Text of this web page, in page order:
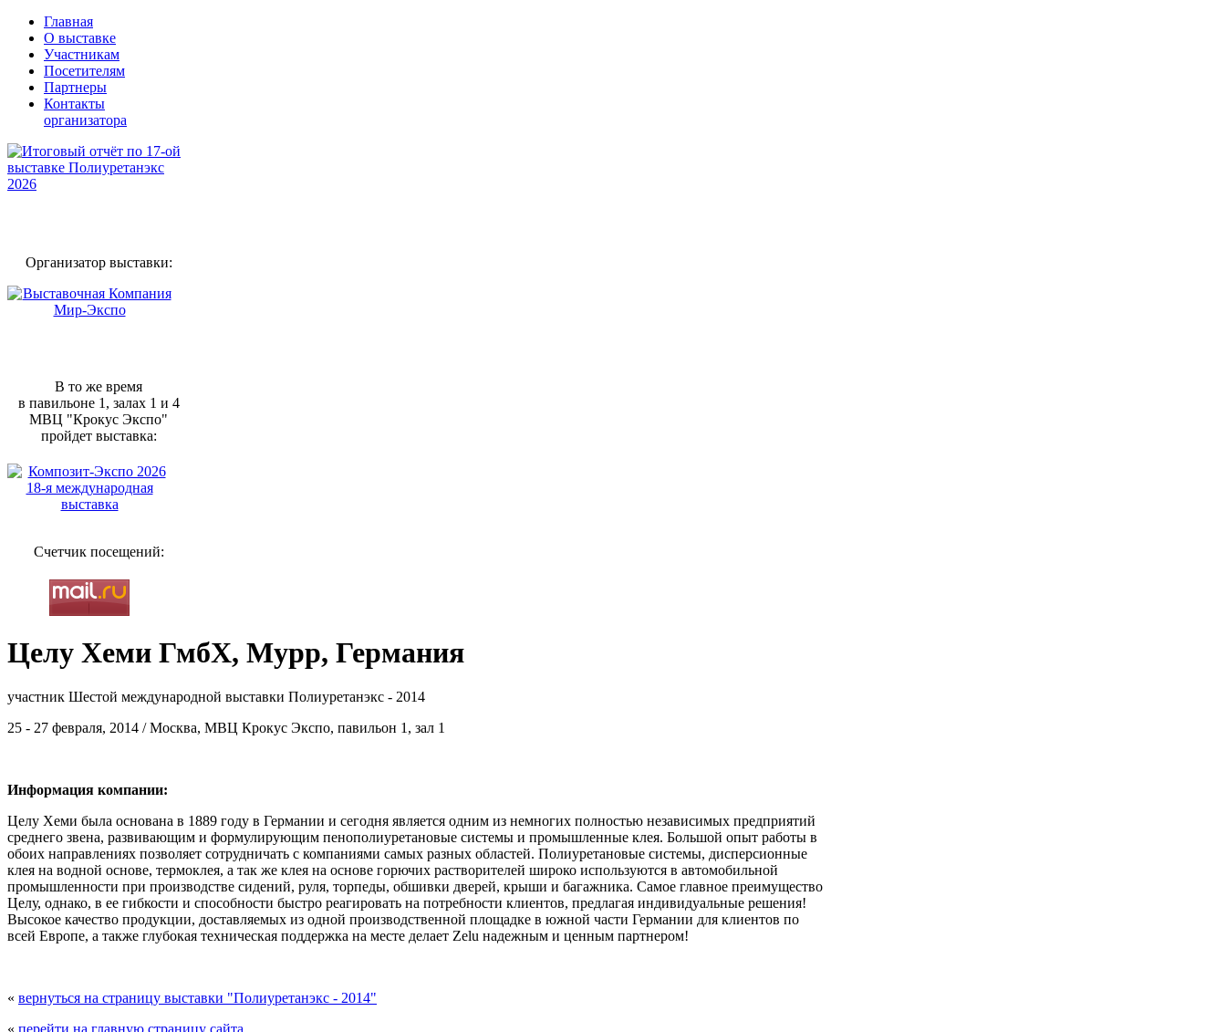
Главная
О выставке
Участникам
Посетителям
Партнеры
Контакты
организатора
Организатор выставки:
В то же время
в павильоне 1, залах 1 и 4
МВЦ "Крокус Экспо"
пройдет выставка:
Счетчик посещений:
Целу Хеми ГмбХ, Мурр, Германия
участник Шестой международной выставки Полиуретанэкс - 2014
25 - 27 февраля, 2014 / Москва, МВЦ Крокус Экспо, павильон 1, зал 1
Информация компании:
Целу Хеми была основана в 1889 году в Германии и сегодня является одним из немногих полностью независимых предприятий
среднего звена, развивающим и формулирующим пенополиуретановые системы и промышленные клея. Большой опыт работы в
обоих направлениях позволяет сотрудничать с компаниями самых разных областей. Полиуретановые системы, дисперсионные
клея на водной основе, термоклея, а так же клея на основе горючих растворителей широко используются в автомобильной
промышленности при производстве сидений, руля, торпеды, обшивки дверей, крыши и багажника. Самое главное преимущество
Целу, однако, в ее гибкости и способности быстро реагировать на потребности клиентов, предлагая индивидуальные решения!
Высокое качество продукции, доставляемых из одной производственной площадке в южной части Германии для клиентов по
всей Европе, а также глубокая техническая поддержка на месте делает Zelu надежным и ценным партнером!
« вернуться на страницу выставки "Полиуретанэкс - 2014"